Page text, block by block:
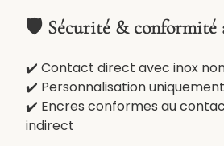
s
0
0
m
🛡️ Sécurité & conformité
✔️ Contact direct avec inox
✔️ Personnalisation
✔️ Encres conformes au
indirect